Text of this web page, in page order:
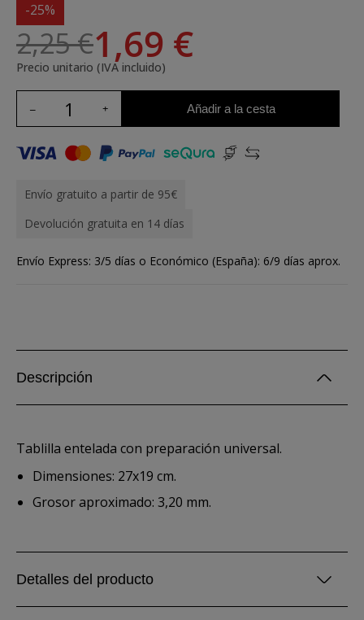
-25%
2,25 €1,69 €
Precio unitario (IVA incluido)
Añadir a la cesta
Envío gratuito a partir de 95€
Devolución gratuita en 14 días
Envío Express: 3/5 días o Económico (España): 6/9 días aprox.
Descripción
Tablilla entelada con preparación universal.
Dimensiones: 27x19 cm.
Grosor aproximado: 3,20 mm.
Detalles del producto